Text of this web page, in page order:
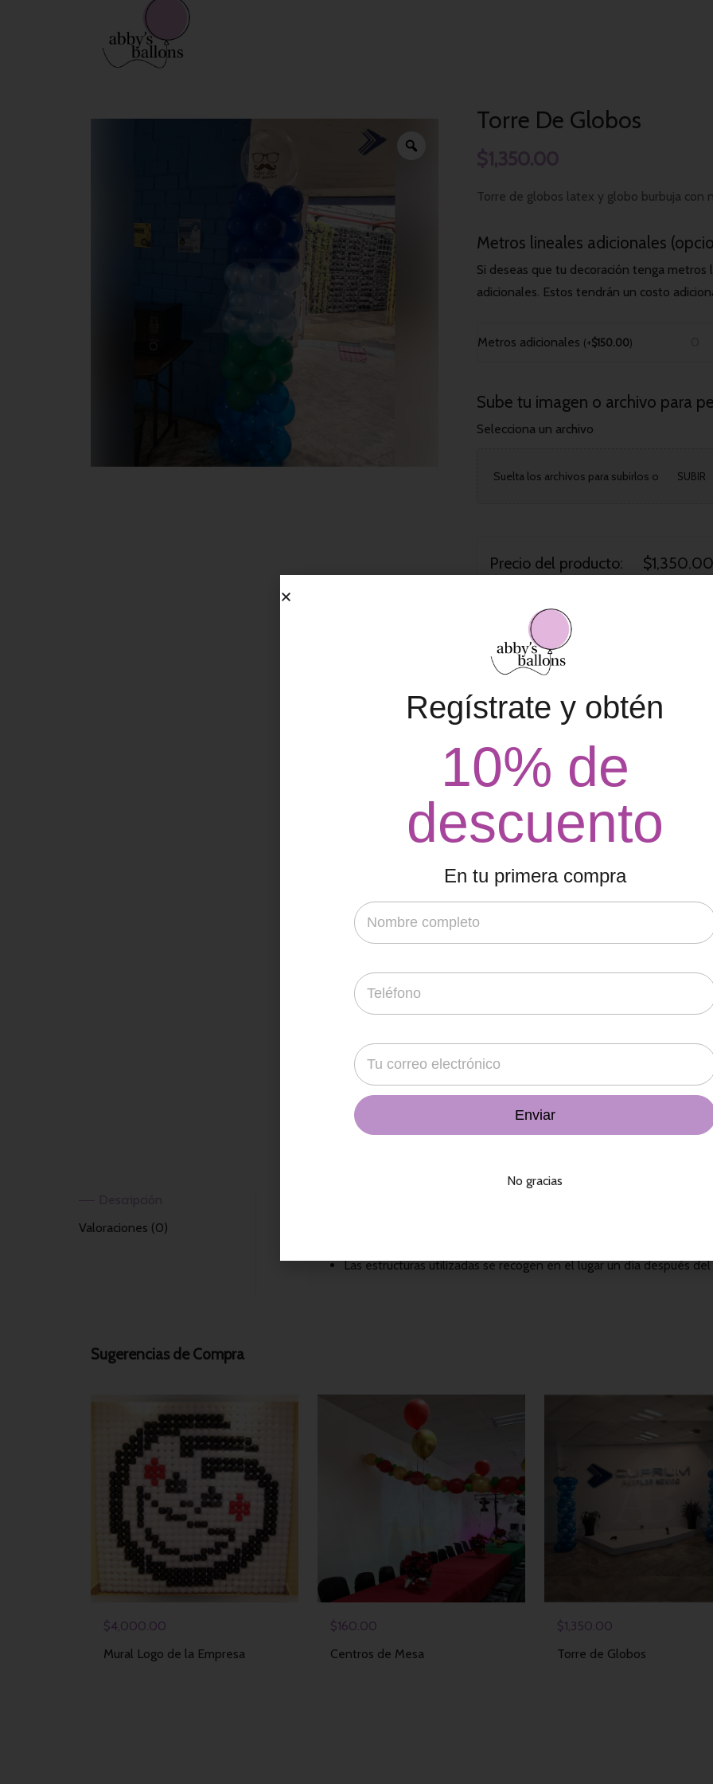
Torre De Globos
Torre de globos latex y globo burbuja con
Metros lineales adicionales
Si deseas que tu decoración tenga
adicionales. Estos tendrán un costo
Metros adicionales (+$150.00)
Sube tu imagen o archivo para
Selecciona un archivo
Suelta los archivos para subirlos o SUBIR
Precio del producto: $1,350.00
Opciones totales:
Total del pedido:
Color 2 ▼
Color 3 ▼
Color 5
Añadir Al Carrito
Valoraciones (0)
Torre de globo látex, tejido tradicional con globo gigante
Las estructuras utilizadas se recogen en el lugar un día después
Sugerencias de Compra
$4,000.00
Mural Logo de la Empresa
$160.00
Centros de Mesa
$1,350.00
Torre de Globos
Regístrate y obtén
10% de
descuento
En tu primera compra
No gracias